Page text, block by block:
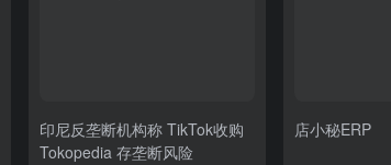
印尼反垄断机构称 TikTok收购
Tokopedia 存垄断风险
店小秘ERP